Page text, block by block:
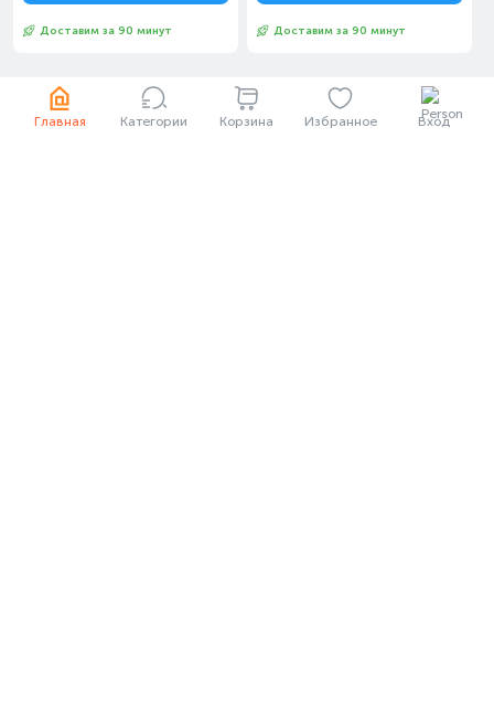
Главная Категории Корзина Избранное Вход
Доставим за 90 минут Доставим за 90 минут
Водонагреватели